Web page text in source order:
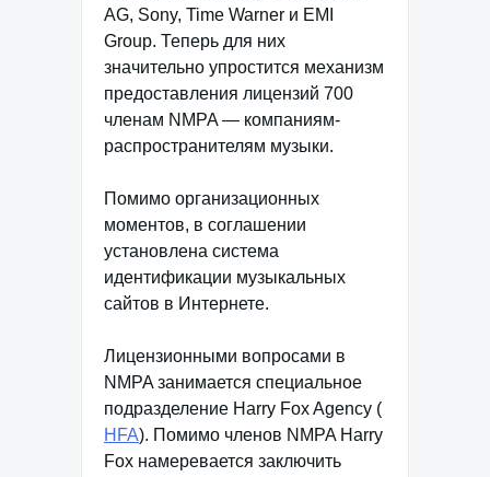
AG, Sony, Time Warner и EMI
Group. Теперь для них
значительно упростится механизм
предоставления лицензий 700
членам NMPA — компаниям-
распространителям музыки.
Помимо организационных
моментов, в соглашении
установлена система
идентификации музыкальных
сайтов в Интернете.
Лицензионными вопросами в
NMPA занимается специальное
подразделение Harry Fox Agency (
HFA). Помимо членов NMPA Harry
Fox намеревается заключить